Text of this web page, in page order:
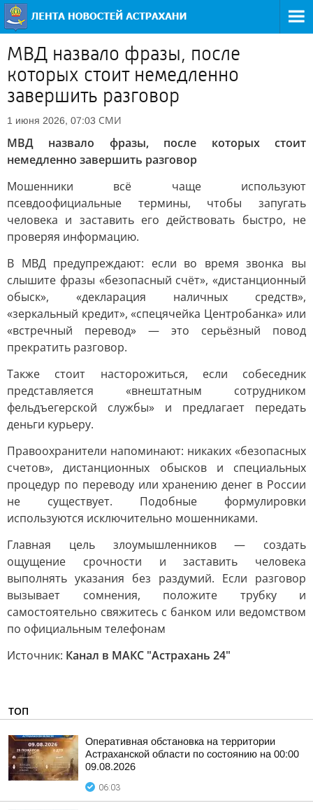
МВД назвало фразы, после
которых стоит немедленно
завершить разговор
1 июня 2026, 07:03 СМИ
МВД назвало фразы, после которых стоит
немедленно завершить разговор
Мошенники всё чаще используют
псевдоофициальные термины, чтобы запугать
человека и заставить его действовать быстро, не
проверяя информацию.
В МВД предупреждают: если во время звонка вы
слышите фразы «безопасный счёт», «дистанционный
обыск», «декларация наличных средств»,
«зеркальный кредит», «спецячейка Центробанка» или
«встречный перевод» — это серьёзный повод
прекратить разговор.
Также стоит насторожиться, если собеседник
представляется «внештатным сотрудником
фельдъегерской службы» и предлагает передать
деньги курьеру.
Правоохранители напоминают: никаких «безопасных
счетов», дистанционных обысков и специальных
процедур по переводу или хранению денег в России
не существует. Подобные формулировки
используются исключительно мошенниками.
Главная цель злоумышленников — создать
ощущение срочности и заставить человека
выполнять указания без раздумий. Если разговор
вызывает сомнения, положите трубку и
самостоятельно свяжитесь с банком или ведомством
по официальным телефонам
Источник: Канал в МАКС "Астрахань 24"
ТОП
Оперативная обстановка на территории
Астраханской области по состоянию на 00:00
09.08.2026
06:03